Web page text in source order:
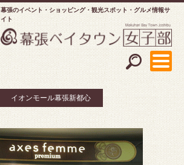
幕張のイベント・ショッピング
観光スポット・グルメ情報サ
イト
イオンモール幕張新都心